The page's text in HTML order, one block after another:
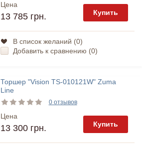
Цена
13 785 грн. Купить
В список желаний (0)
Добавить к сравнению (0)
Торшер "Vision TS-010121W" Zuma
Line
0 отзывов
Цена
13 300 грн. Купить